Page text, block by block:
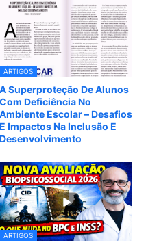
ARTIGOS
A Superproteção De Alunos
Com Deficiência No
Ambiente Escolar – Desafios
E Impactos Na Inclusão E
Desenvolvimento
ARTIGOS